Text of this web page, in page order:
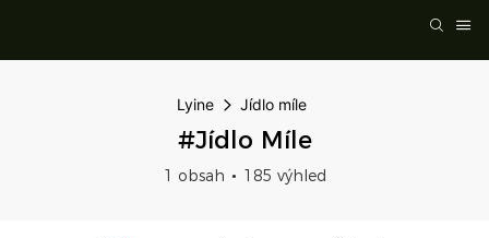
Lyine Jídlo míle
#Jídlo Míle
1 obsah 185 výhled